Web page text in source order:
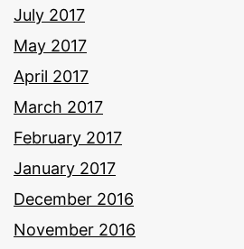
July 2017
May 2017
April 2017
March 2017
February 2017
January 2017
December 2016
November 2016